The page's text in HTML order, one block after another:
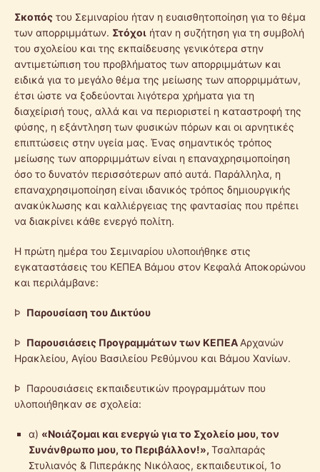
Σκοπός του Σεμιναρίου ήταν η ευαισθητοποίηση για το θέμα
των απορριμμάτων. Στόχοι ήταν η συζήτηση για τη συμβολή
του σχολείου και της εκπαίδευσης γενικότερα στην
αντιμετώπιση του προβλήματος των απορριμμάτων και
ειδικά για το μεγάλο θέμα της μείωσης των απορριμμάτων,
έτσι ώστε να ξοδεύονται λιγότερα χρήματα για τη
διαχείρισή τους, αλλά και να περιοριστεί η καταστροφή της
φύσης, η εξάντληση των φυσικών πόρων και οι αρνητικές
επιπτώσεις στην υγεία μας. Ένας σημαντικός τρόπος
μείωσης των απορριμμάτων είναι η επαναχρησιμοποίηση
όσο το δυνατόν περισσότερων από αυτά. Παράλληλα, η
επαναχρησιμοποίηση είναι ιδανικός τρόπος δημιουργικής
ανακύκλωσης και καλλιέργειας της φαντασίας που πρέπει
να διακρίνει κάθε ενεργό πολίτη.
Η πρώτη ημέρα του Σεμιναρίου υλοποιήθηκε στις
εγκαταστάσεις του ΚΕΠΕΑ Βάμου στον Κεφαλά Αποκορώνου
και περιλάμβανε:
Þ Παρουσίαση του Δικτύου
Þ Παρουσιάσεις Προγραμμάτων των ΚΕΠΕΑ Αρχανών
Ηρακλείου, Αγίου Βασιλείου Ρεθύμνου και Βάμου Χανίων.
Þ Παρουσιάσεις εκπαιδευτικών προγραμμάτων που
υλοποιήθηκαν σε σχολεία:
α) «Νοιάζομαι και ενεργώ για το Σχολείο μου, τον
Συνάνθρωπο μου, το Περιβάλλον!», Τσαλπαράς
Στυλιανός & Πιπεράκης Νικόλαος, εκπαιδευτικοί, 1ο